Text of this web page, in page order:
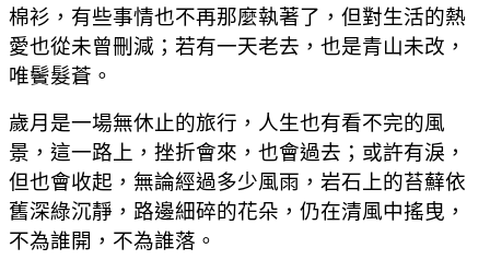
棉衫，有些事情也不再那麼執著了，但對生活的熱
愛也從未曾刪減；若有一天老去，也是青山未改，
唯鬢髮蒼。
歲月是一場無休止的旅行，人生也有看不完的風
景，這一路上，挫折會來，也會過去；或許有淚，
但也會收起，無論經過多少風雨，岩石上的苔蘚依
舊深綠沉靜，路邊細碎的花朵，仍在清風中搖曳，
不為誰開，不為誰落。